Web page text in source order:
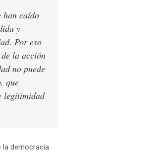
han caído
y
Por eso
la acción
no puede
que
legitimidad
la democracia